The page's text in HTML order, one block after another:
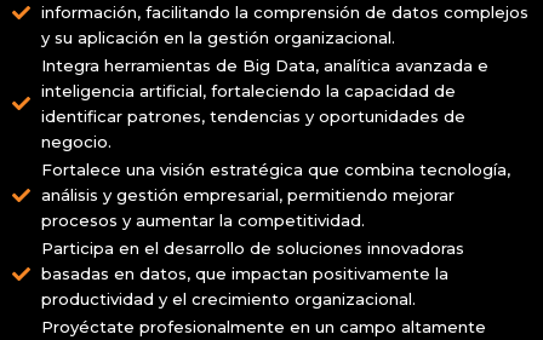
información, facilitando la comprensión de datos complejos
y su aplicación en la gestión organizacional.
Integra herramientas de Big Data, analítica avanzada e
inteligencia artificial, fortaleciendo la capacidad de
identificar patrones, tendencias y oportunidades de
negocio.
Fortalece una visión estratégica que combina tecnología,
análisis y gestión empresarial, permitiendo mejorar
procesos y aumentar la competitividad.
Participa en el desarrollo de soluciones innovadoras
basadas en datos, que impactan positivamente la
productividad y el crecimiento organizacional.
Proyéctate profesionalmente en un campo altamente